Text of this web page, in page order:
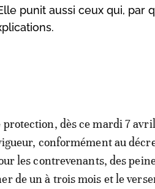
punit aussi ceux qui, par
protection, dès ce mardi 7
conformément au
les contrevenants, des
de un à trois mois et le